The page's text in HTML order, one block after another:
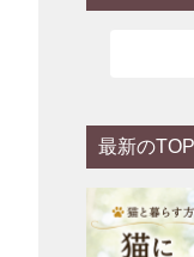
最新の